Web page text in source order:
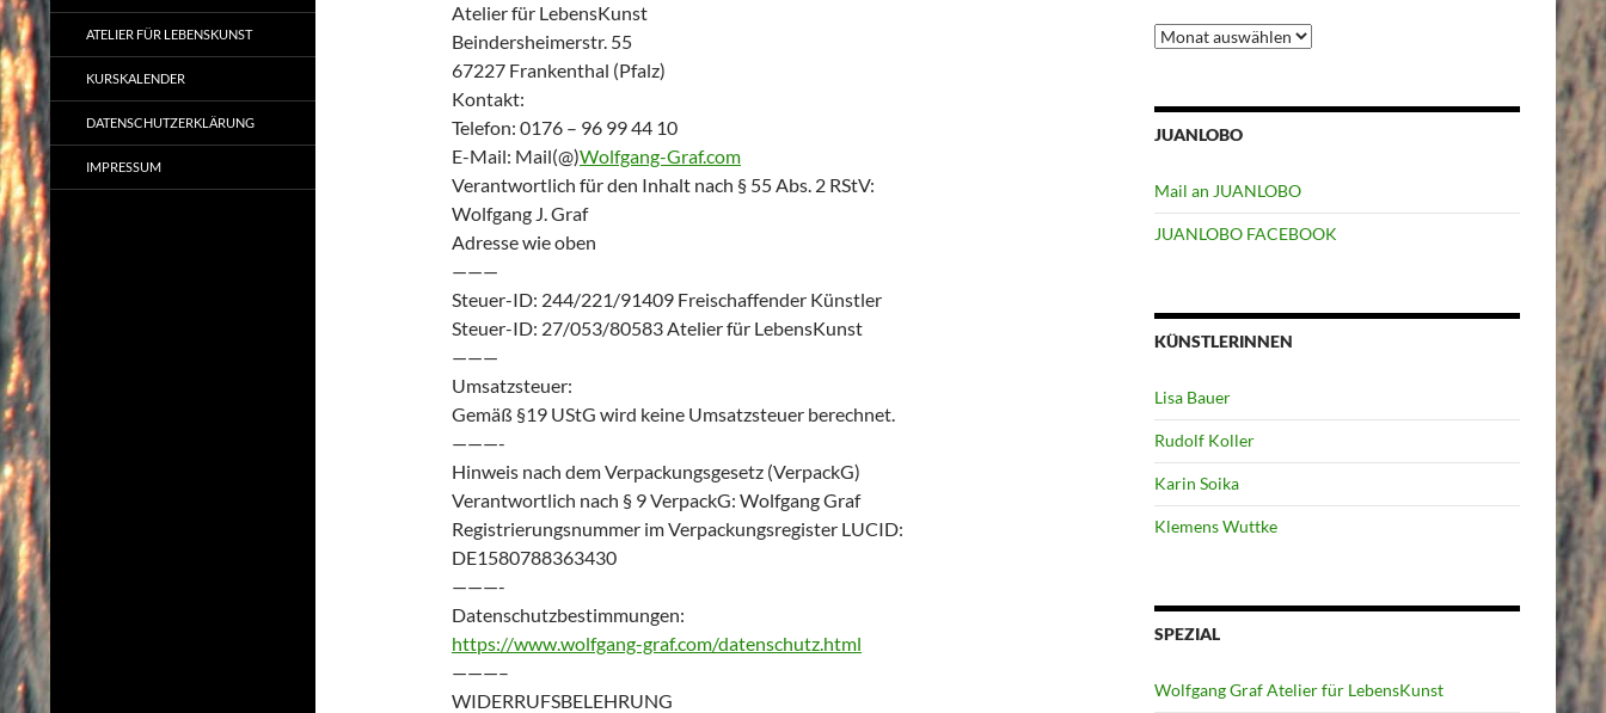
Atelier für LebensKunst
Beindersheimerstr. 55
67227 Frankenthal (Pfalz)
Kontakt:
Telefon: 0176 – 96 99 44 10
E-Mail: Mail(@)Wolfgang-Graf.com
Verantwortlich für den Inhalt nach § 55 Abs. 2 RStV:
Wolfgang J. Graf
Adresse wie oben
———
Steuer-ID: 244/221/91409 Freischaffender Künstler
Steuer-ID: 27/053/80583 Atelier für LebensKunst
———
Umsatzsteuer:
Gemäß §19 UStG wird keine Umsatzsteuer berechnet.
———-
Hinweis nach dem Verpackungsgesetz (VerpackG)
Verantwortlich nach § 9 VerpackG: Wolfgang Graf
Registrierungsnummer im Verpackungsregister LUCID:
DE1580788363430
———-
Datenschutzbestimmungen:
https://www.wolfgang-graf.com/datenschutz.html
———–
WIDERRUFSBELEHRUNG
Archiv
JUANLOBO
Mail an JUANLOBO
JUANLOBO FACEBOOK
KÜNSTLERINNEN
Lisa Bauer
Rudolf Koller
Karin Soika
Klemens Wuttke
SPEZIAL
Wolfgang Graf Atelier für LebensKunst
ATELIER FÜR LEBENSKUNST
KURSKALENDER
DATENSCHUTZERKLÄRUNG
IMPRESSUM